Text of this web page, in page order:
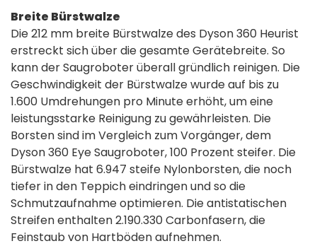
Breite Bürstwalze
Die 212 mm breite Bürstwalze des Dyson 360 Heurist
erstreckt sich über die gesamte Gerätebreite. So
kann der Saugroboter überall gründlich reinigen. Die
Geschwindigkeit der Bürstwalze wurde auf bis zu
1.600 Umdrehungen pro Minute erhöht, um eine
leistungsstarke Reinigung zu gewährleisten. Die
Borsten sind im Vergleich zum Vorgänger, dem
Dyson 360 Eye Saugroboter, 100 Prozent steifer. Die
Bürstwalze hat 6.947 steife Nylonborsten, die noch
tiefer in den Teppich eindringen und so die
Schmutzaufnahme optimieren. Die antistatischen
Streifen enthalten 2.190.330 Carbonfasern, die
Feinstaub von Hartböden aufnehmen.